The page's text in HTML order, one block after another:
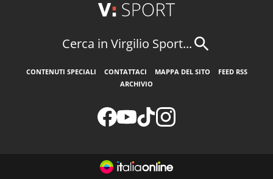
Cerca in Virgilio Sport...
CONTENUTI SPECIALI CONTATTACI MAPPA DEL SITO
FEED RSS
ARCHIVIO